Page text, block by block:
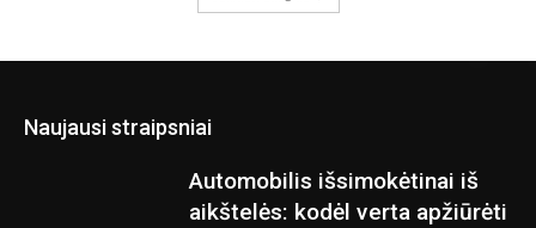
Naujausi straipsniai
Automobilis išsimokėtinai iš
aikštelės: kodėl verta apžiūrėti